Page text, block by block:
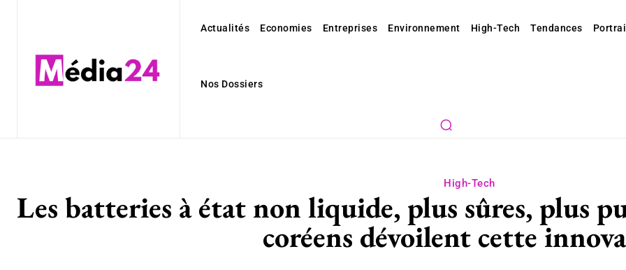
Actualités Economies Entreprises Environnement High-Tech Tendances
Nos Dossiers
High-Tech
Les batteries à état non liquide, plus sûres, plus
coréens dévoilent cette